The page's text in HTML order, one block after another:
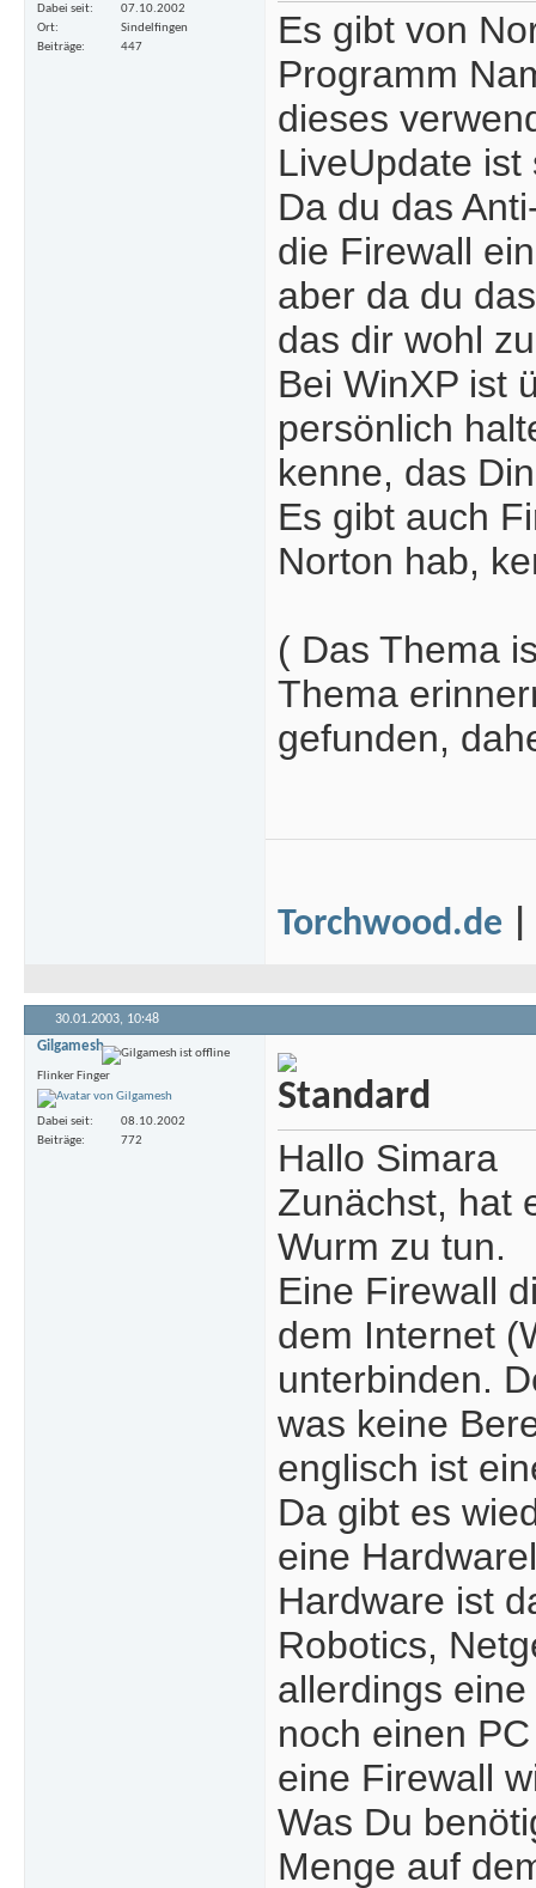
Dabei seit
07.10.2002
Ort
Sindelfingen
Beiträge
447
Es gibt von
Programm
dieses
LiveUpdate
Da du das
die Firewall
aber da du
das dir wohl
Bei WinXP ist
persönlich
kenne, das
Es gibt auch
Norton hab,
( Das Thema
Thema
gefunden,
Torchwood.de
30.01.2003, 10:48
Gilgamesh
Flinker Finger
Dabei seit
08.10.2002
Beiträge
772
Hallo Simara
Zunächst, hat
Wurm zu tun.
Eine Firewall
dem Internet
unterbinden.
was keine
englisch ist
Da gibt es
eine
Hardware ist
Robotics,
allerdings
noch einen
eine Firewall
Was Du
Menge auf